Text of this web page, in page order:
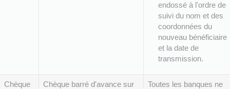
endossé à l'ordre de
suivi du nom et des
coordonnées du
nouveau bénéficiaire
et la date de
transmission.
Chèque
Chèque barré d'avance sur
Toutes les banques ne